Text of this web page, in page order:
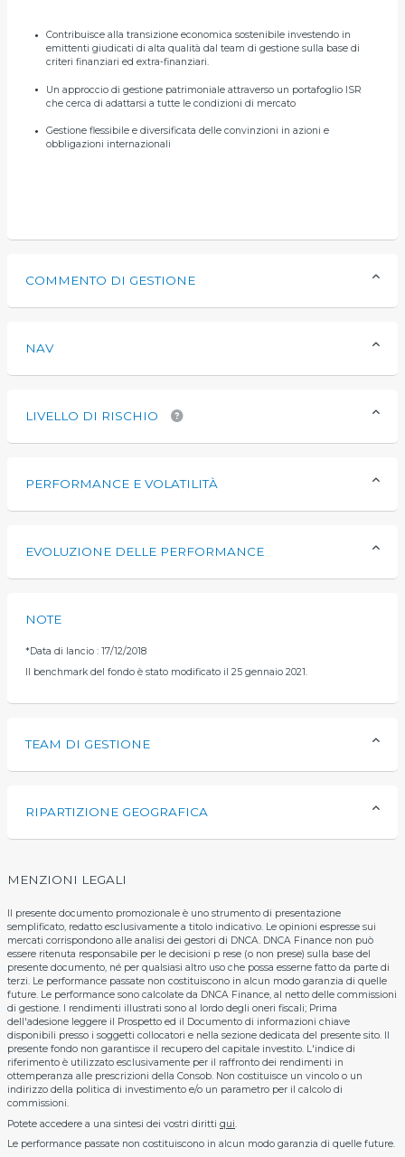
Contribuisce alla transizione economica sostenibile investendo in
emittenti giudicati di alta qualità dal team di gestione sulla base di
criteri finanziari ed extra-finanziari.
Un approccio di gestione patrimoniale attraverso un portafoglio ISR
che cerca di adattarsi a tutte le condizioni di mercato
Gestione flessibile e diversificata delle convinzioni in azioni e
obbligazioni internazionali
COMMENTO DI GESTIONE
NAV
LIVELLO DI RISCHIO
PERFORMANCE E VOLATILITÀ
EVOLUZIONE DELLE PERFORMANCE
NOTE
*Data di lancio : 17/12/2018
Il benchmark del fondo è stato modificato il 25 gennaio 2021.
TEAM DI GESTIONE
RIPARTIZIONE GEOGRAFICA
MENZIONI LEGALI
Il presente documento promozionale è uno strumento di presentazione
semplificato, redatto esclusivamente a titolo indicativo. Le opinioni espresse sui
mercati corrispondono alle analisi dei gestori di DNCA. DNCA Finance non può
essere ritenuta responsabile per le decisioni p rese (o non prese) sulla base del
presente documento, né per qualsiasi altro uso che possa esserne fatto da parte di
terzi. Le performance passate non costituiscono in alcun modo garanzia di quelle
future. Le performance sono calcolate da DNCA Finance, al netto delle commissioni
di gestione. I rendimenti illustrati sono al lordo degli oneri fiscali; Prima
dell'adesione leggere il Prospetto ed il Documento di informazioni chiave
disponibili presso i soggetti collocatori e nella sezione dedicata del presente sito. Il
presente fondo non garantisce il recupero del capitale investito. L'indice di
riferimento è utilizzato esclusivamente per il raffronto dei rendimenti in
ottemperanza alle prescrizioni della Consob. Non costituisce un vincolo o un
indirizzo della politica di investimento e/o un parametro per il calcolo di
commissioni.
Potete accedere a una sintesi dei vostri diritti qui
Le performance passate non costituiscono in alcun modo garanzia di quelle future.